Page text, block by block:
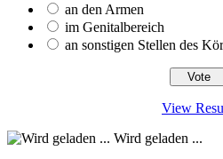
an den Armen
im Genitalbereich
an sonstigen Stellen des
View
Wird geladen ...